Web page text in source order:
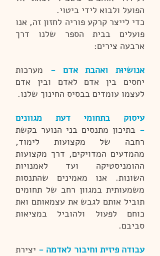
הפועל ולבוא לידי ביטוי.
כדי לייצר קרקע פוריה לחזון זה, אנו
פועלים בבית הספר שלנו דרך
ארבעה צירים:
אנושיוּת ואהבת אדם -
מערכות
יחסים בין אדם לאדם ובין אדם
לעצמו עומדים בבסיס החינוך שלנו.
עיסוק בתחומי דעת מגוונים
- בתיכון מתנסים בני הנוער בקשת
רחבה של מקצועות לימוד,
מהמדעים המדויקים, דרך מקצועות
ההומניסטיקה ועד לאמנויות
השונות. אנו מאמינים שהתנסות
משמעותית במגוון רחב של תחומים
תוביל אותם לגבש את עצמאותם ואת
כוחם לפעול ולהוביל במציאות
סביבם.
עבודה פיזית וחיבור לאדמה - יצירת